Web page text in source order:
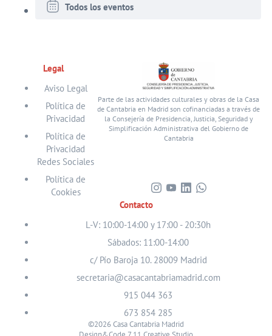
Todos los eventos
Legal
Aviso Legal
Política de
Privacidad
Política de
Privacidad
Redes Sociales
Política de
Cookies
Parte de las actividades culturales y obras de la Casa
de Cantabria en Madrid son cofinanciadas a través de
la Consejería de Presidencia, Justicia, Seguridad y
Simplificación Administrativa del Gobierno de
Cantabria
Visita
perfil
en
Instagram
Visita
perfil
en
Youtube
Visita
perfil
en
Linkedin
Visita
perfil
WhatsApp
Contacto
L-V: 10:00-14:00 y 17:00 - 20:30h
Sábados: 11:00-14:00
c/ Pío Baroja 10. 28009 Madrid
secretaria@casacantabriamadrid.com
915 044 363
673 854 285
©2026 Casa Cantabria Madrid